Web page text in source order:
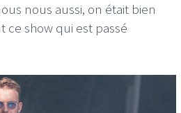
nous aussi, on était bien
show qui est passé